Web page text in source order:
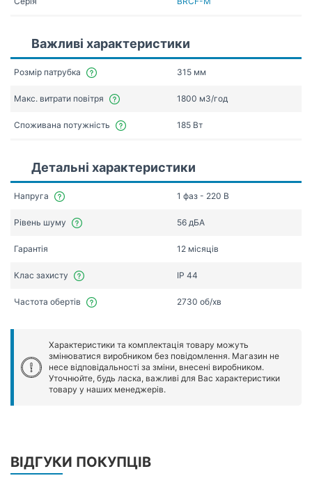
Важливі характеристики
Розмір патрубка 315 мм
Макс. витрати повітря 1800 мЗ/год
Споживана потужність 185 Вт
Детальні характеристики
Напруга 1 фаз - 220 В
Рівень шуму 56 дБА
Гарантія 12 місяців
Клас захисту IP 44
Частота обертів 2730 об/хв
Характеристики та комплектація товару можуть
змінюватися виробником без повідомлення. Магазин не
несе відповідальності за зміни, внесені виробником.
Уточнюйте, будь ласка, важливі для Вас характеристики
товару у наших менеджерів.
ВІДГУКИ ПОКУПЦІВ